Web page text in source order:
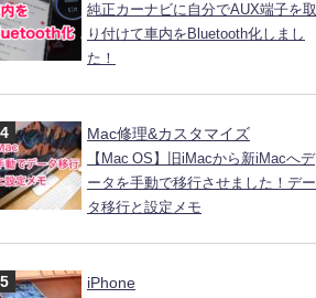
純正カーナビに自分でAUX端子を取
り付けて車内をBluetooth化しまし
た！
Mac修理&カスタマイズ
【Mac OS】旧iMacから新iMacへデ
ータを手動で移行させました！デー
タ移行と設定メモ
iPhone